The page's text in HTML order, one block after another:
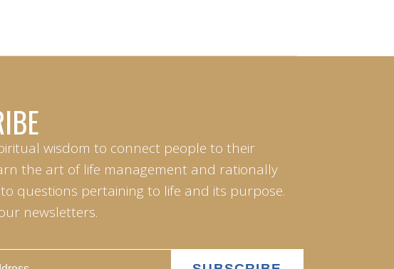
wisdom to connect people to their
the art of life management and rationally
questions pertaining to life and its purpose.
newsletters.